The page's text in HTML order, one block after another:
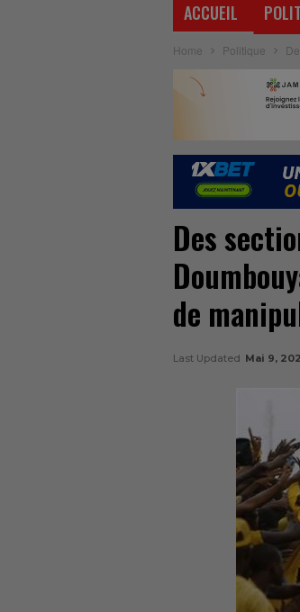
ACCUEIL
Home Politique
Des
de
Last Updated Mai 9,